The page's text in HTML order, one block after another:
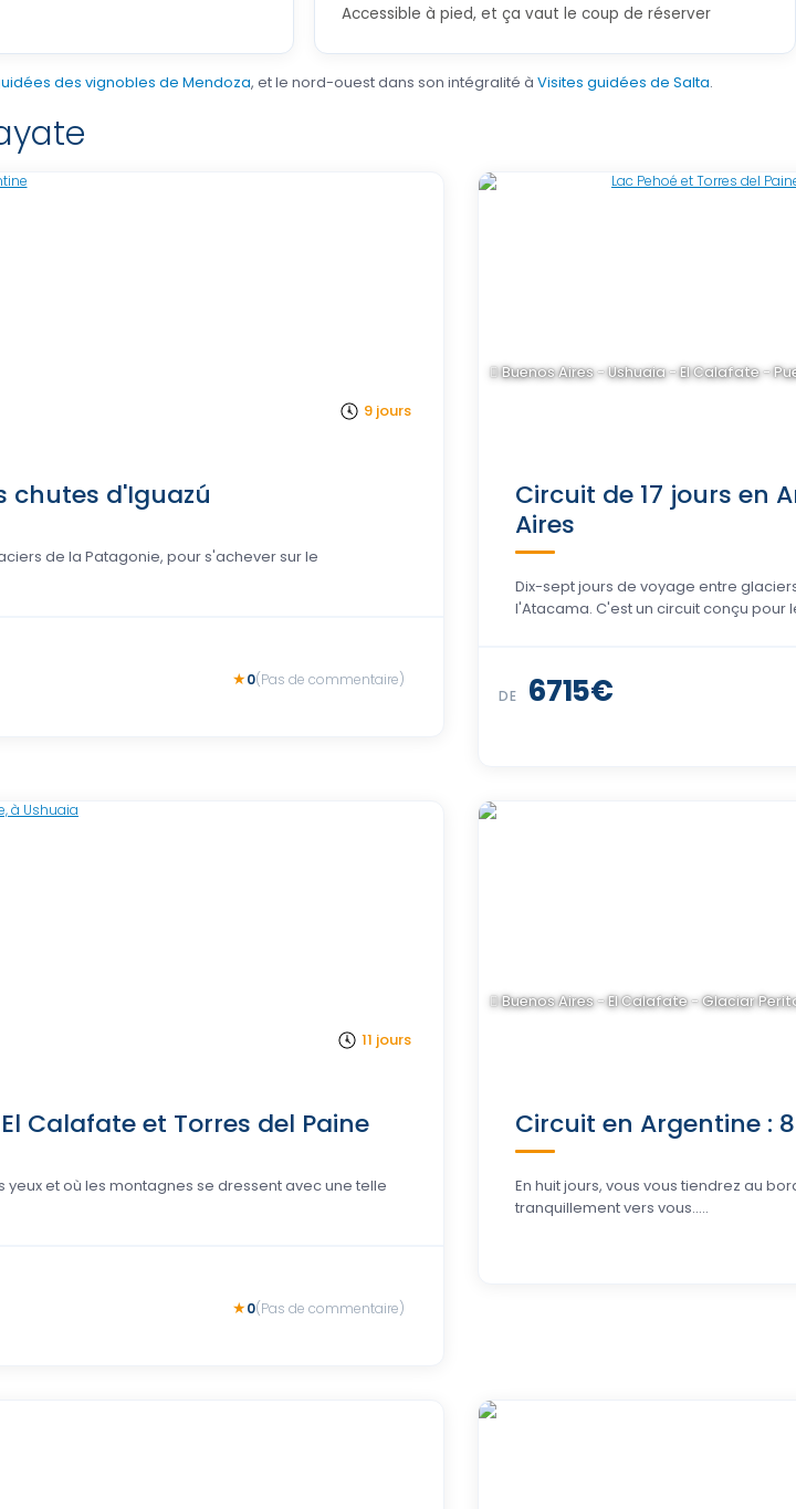
Accessible à pied, et ça vaut le coup de réserver
des vignobles de Mendoza, et le nord-ouest dans son intégralité à Visites guidées de Salta.
9 jours
chutes d'Iguazú
de la Patagonie, pour s'achever sur le
0(Pas de commentaire)
Buenos Aires - Ushuaia - El Calafate -
Circuit de 17 jours en
Aires
Dix-sept jours de voyage entre
l'Atacama. C'est un circuit conçu
DE USD 7.759
11 jours
Calafate et Torres del Paine
et où les montagnes se dressent avec une telle
0(Pas de commentaire)
Buenos Aires - El Calafate - Glaciar
Circuit en Argentine :
En huit jours, vous vous tiendrez au
tranquillement vers vous.....